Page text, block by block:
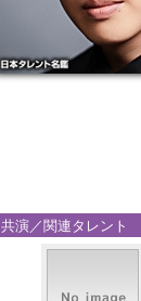
共演／関連タレント